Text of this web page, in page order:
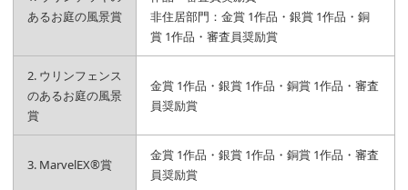
あるお庭の風景賞
非住居部門：金賞 1作品・銀賞 1作品・銅
賞 1作品・審査員奨励賞
2. ウリンフェンス
のあるお庭の風景
賞
金賞 1作品・銀賞 1作品・銅賞 1作品・審査
員奨励賞
3. MarvelEX®賞
金賞 1作品・銀賞 1作品・銅賞 1作品・審査
員奨励賞